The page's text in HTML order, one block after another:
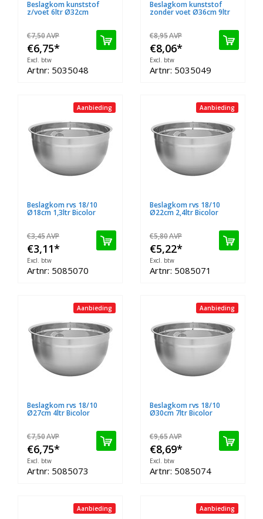
Beslagkom kunststof
z/voet 6ltr Ø32cm
€7,50AVP
€6,75*
Excl. btw
Artnr: 5035048
Beslagkom kunststof
zonder voet Ø36cm 9ltr
€8,95AVP
€8,06*
Excl. btw
Artnr: 5035049
Aanbieding
Beslagkom rvs 18/10
Ø18cm 1,3ltr Bicolor
€3,45AVP
€3,11*
Excl. btw
Artnr: 5085070
Aanbieding
Beslagkom rvs 18/10
Ø22cm 2,4ltr Bicolor
€5,80AVP
€5,22*
Excl. btw
Artnr: 5085071
Aanbieding
Beslagkom rvs 18/10
Ø27cm 4ltr Bicolor
€7,50AVP
€6,75*
Excl. btw
Artnr: 5085073
Aanbieding
Beslagkom rvs 18/10
Ø30cm 7ltr Bicolor
€9,65AVP
€8,69*
Excl. btw
Artnr: 5085074
Aanbieding Aanbieding